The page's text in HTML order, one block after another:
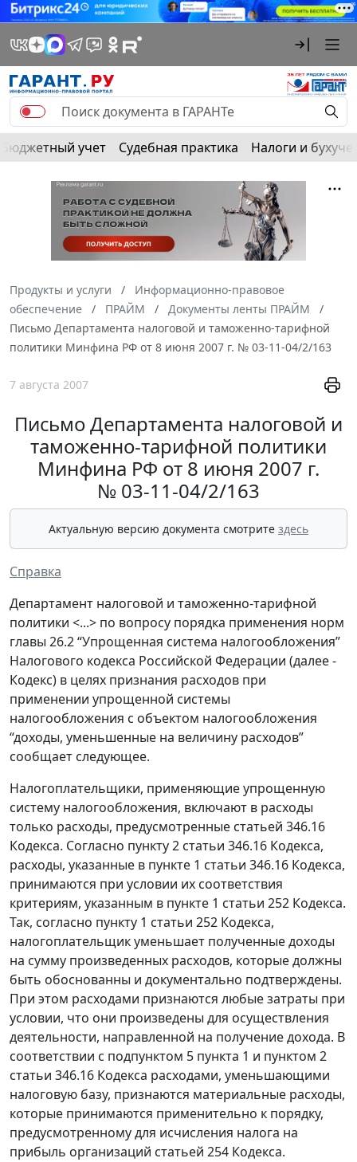
Бюджетный учет Судебная практика Налоги и
Продукты и услуги
Информационно-правовое
обеспечение
ПРАЙМ
Документы ленты ПРАЙМ
Письмо Департамента налоговой и таможенно-тарифной
политики Минфина РФ от 8 июня 2007 г. № 03-11-04/2/163
7 августа 2007
Письмо Департамента налоговой и
таможенно-тарифной политики
Минфина РФ от 8 июня 2007 г.
№ 03-11-04/2/163
Актуальную версию документа смотрите здесь
Справка
Департамент налоговой и таможенно-тарифной
политики <...> по вопросу порядка применения норм
главы 26.2 “Упрощенная система налогообложения”
Налогового кодекса Российской Федерации (далее -
Кодекс) в целях признания расходов при
применении упрощенной системы
налогообложения с объектом налогообложения
“доходы, уменьшенные на величину расходов”
сообщает следующее.
Налогоплательщики, применяющие упрощенную
систему налогообложения, включают в расходы
только расходы, предусмотренные статьей 346.16
Кодекса. Согласно пункту 2 статьи 346.16 Кодекса,
расходы, указанные в пункте 1 статьи 346.16 Кодекса,
принимаются при условии их соответствия
критериям, указанным в пункте 1 статьи 252 Кодекса.
Так, согласно пункту 1 статьи 252 Кодекса,
налогоплательщик уменьшает полученные доходы
на сумму произведенных расходов, которые должны
быть обоснованны и документально подтверждены.
При этом расходами признаются любые затраты при
условии, что они произведены для осуществления
деятельности, направленной на получение дохода. В
соответствии с подпунктом 5 пункта 1 и пунктом 2
статьи 346.16 Кодекса расходами, уменьшающими
налоговую базу, признаются материальные расходы,
которые принимаются применительно к порядку,
предусмотренному для исчисления налога на
прибыль организаций статьей 254 Кодекса.